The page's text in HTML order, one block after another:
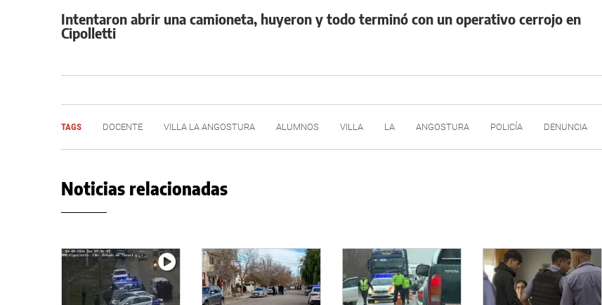
Intentaron abrir una camioneta, huyeron y todo terminó con un operativo cerrojo en
Cipolletti
TAGS DOCENTE VILLA LA ANGOSTURA ALUMNOS VILLA LA ANGOSTURA POLICÍA DENUNCIA
Noticias relacionadas